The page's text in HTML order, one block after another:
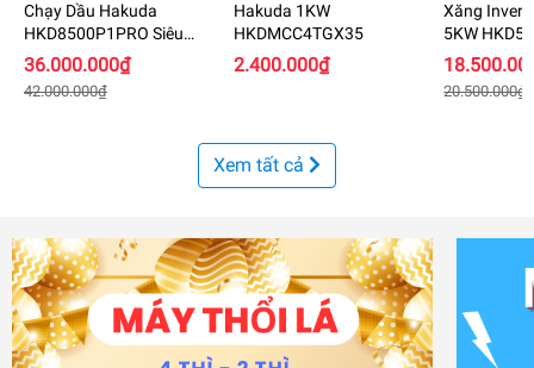
Chạy Dầu Hakuda
HKD8500P1PRO Siêu
Cách Âm
36.000.000₫
42.000.000₫
Hakuda 1KW
HKDMCC4TGX35
2.400.000₫
Xăng
5KW
Siêu Cách
20.500.000₫
Xem tất cả